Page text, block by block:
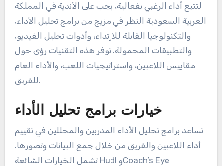
لتتبع أداء الرغبي بفعالية، يجب على الأندية في المملكة
العربية السعودية النظر في مزيج من برامج تحليل الأداء،
والتكنولوجيا القابلة للارتداء، وأدوات تحليل الفيديو،
والتطبيقات المحمولة. توفر هذه التقنيات رؤى حول
مقاييس اللاعبين، واستراتيجيات اللعب، والأداء العام
للفريق.
خيارات برامج تحليل الأداء
تساعد برامج تحليل الأداء المدربين والمحللين في تقييم
أداء اللاعبين والفريق من خلال جمع البيانات وتصورها.
تشمل الخيارات الشائعة Hudl وCoach’s Eye